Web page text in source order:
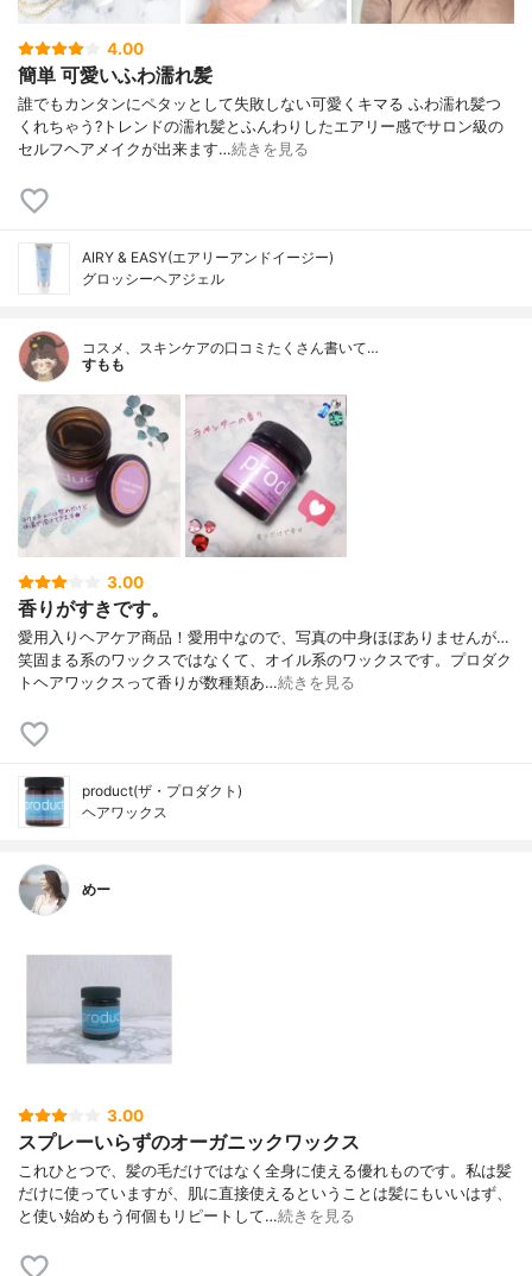
4.00
簡単 可愛いふわ濡れ髪
誰でもカンタンにペタッとして失敗しない 可愛くキマる ふわ濡れ髪つ
くれちゃう? トレンドの濡れ髪とふんわりしたエアリー感で サロン級の
セルフヘアメイクが出来ます…続きを見る
AIRY & EASY(エアリーアンドイージー)
グロッシーヘアジェル
コスメ、スキンケアの口コミたくさん書いて…
すもも
3.00
香りがすきです。
愛用入りヘアケア商品！愛用中なので、写真の中身ほぼありませんが…
笑固まる系のワックスではなくて、オイル系のワックスです。プロダク
トヘアワックスって香りが数種類あ…続きを見る
product(ザ・プロダクト)
ヘアワックス
めー
3.00
スプレーいらずのオーガニックワックス
これひとつで、髪の毛だけではなく全身に使える優れものです。私は髪
だけに使っていますが、肌に直接使えるということは髪にもいいはず、
と使い始めもう何個もリピートして…続きを見る